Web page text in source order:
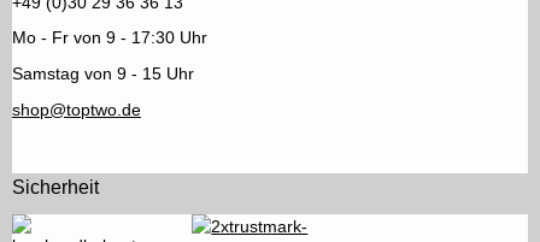
Mo - Fr von 9 - 17:30 Uhr
Samstag von 9 - 15 Uhr
shop@toptwo.de
Sicherheit